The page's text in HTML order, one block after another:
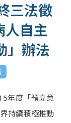
三法徵
人自主
」辦法
年度「預立意
持續積極推動